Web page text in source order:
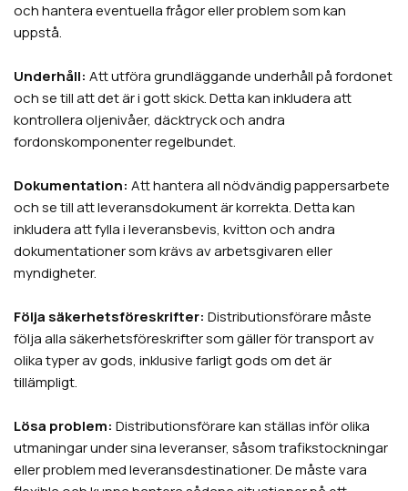
och hantera eventuella frågor eller problem som kan
uppstå.
Underhåll: Att utföra grundläggande underhåll på fordonet
och se till att det är i gott skick. Detta kan inkludera att
kontrollera oljenivåer, däcktryck och andra
fordonskomponenter regelbundet.
Dokumentation: Att hantera all nödvändig pappersarbete
och se till att leveransdokument är korrekta. Detta kan
inkludera att fylla i leveransbevis, kvitton och andra
dokumentationer som krävs av arbetsgivaren eller
myndigheter.
Följa säkerhetsföreskrifter: Distributionsförare måste
följa alla säkerhetsföreskrifter som gäller för transport av
olika typer av gods, inklusive farligt gods om det är
tillämpligt.
Lösa problem: Distributionsförare kan ställas inför olika
utmaningar under sina leveranser, såsom trafikstockningar
eller problem med leveransdestinationer. De måste vara